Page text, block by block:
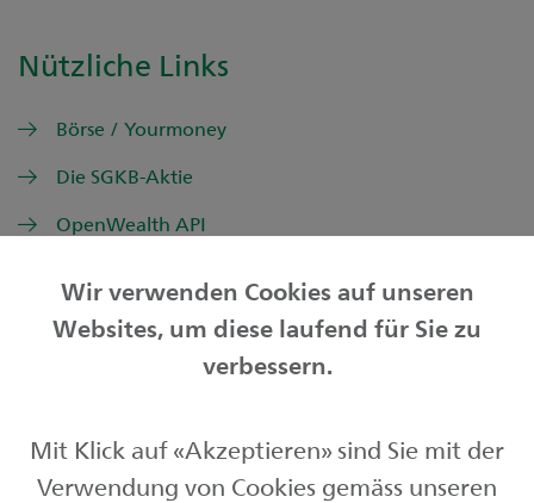
Nützliche Links
Börse / Yourmoney
Die SGKB-Aktie
OpenWealth API
Privatkunden
Börse und Märkte
Wir verwenden Cookies auf unseren
Websites, um diese laufend für Sie zu
verbessern.
Mit Klick auf «Akzeptieren» sind Sie mit der
Verwendung von Cookies gemäss unseren